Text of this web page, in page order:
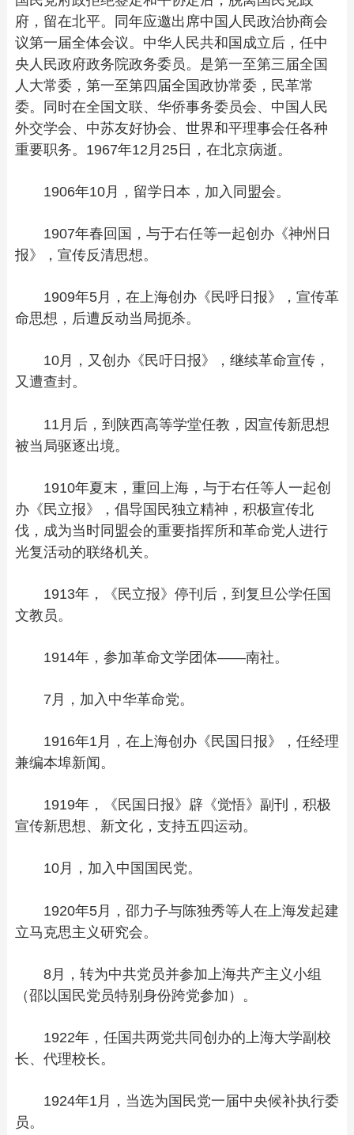
府，留在北平。同年应邀出席中国人民政治协商会
议第一届全体会议。中华人民共和国成立后，任中
央人民政府政务院政务委员。是第一至第三届全国
人大常委，第一至第四届全国政协常委，民革常
委。同时在全国文联、华侨事务委员会、中国人民
外交学会、中苏友好协会、世界和平理事会任各种
重要职务。1967年12月25日，在北京病逝。
1906年10月，留学日本，加入同盟会。
1907年春回国，与于右任等一起创办《神州日
报》，宣传反清思想。
1909年5月，在上海创办《民呼日报》，宣传革
命思想，后遭反动当局扼杀。
10月，又创办《民吁日报》，继续革命宣传，
又遭查封。
11月后，到陕西高等学堂任教，因宣传新思想
被当局驱逐出境。
1910年夏末，重回上海，与于右任等人一起创
办《民立报》，倡导国民独立精神，积极宣传北
伐，成为当时同盟会的重要指挥所和革命党人进行
光复活动的联络机关。
1913年，《民立报》停刊后，到复旦公学任国
文教员。
1914年，参加革命文学团体——南社。
7月，加入中华革命党。
1916年1月，在上海创办《民国日报》，任经理
兼编本埠新闻。
1919年，《民国日报》辟《觉悟》副刊，积极
宣传新思想、新文化，支持五四运动。
10月，加入中国国民党。
1920年5月，邵力子与陈独秀等人在上海发起建
立马克思主义研究会。
8月，转为中共党员并参加上海共产主义小组
（邵以国民党员特别身份跨党参加）。
1922年，任国共两党共同创办的上海大学副校
长、代理校长。
1924年1月，当选为国民党一届中央候补执行委
员。